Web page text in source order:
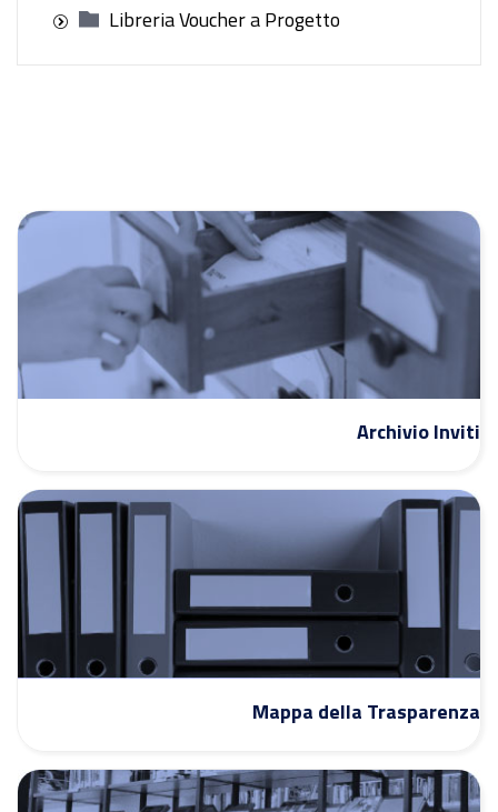
Libreria Voucher a Progetto
Archivio Inviti
Mappa della Trasparenza